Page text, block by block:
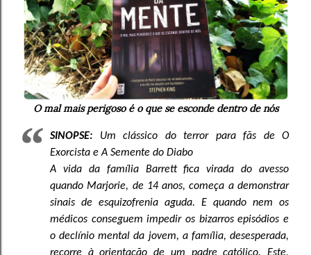
O mal mais perigoso é o que se esconde dentro de nós
SINOPSE: Um clássico do terror para fãs de O
Exorcista e A Semente do Diabo
A vida da família Barrett fica virada do avesso
quando Marjorie, de 14 anos, começa a demonstrar
sinais de esquizofrenia aguda. E quando nem os
médicos conseguem impedir os bizarros episódios e
o declínio mental da jovem, a família, desesperada,